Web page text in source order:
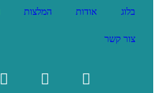
בלוג אודות המלצות
צור קשר